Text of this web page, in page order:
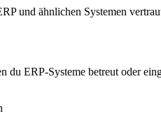
und ähnlichen Systemen
du ERP-Systeme betreut oder